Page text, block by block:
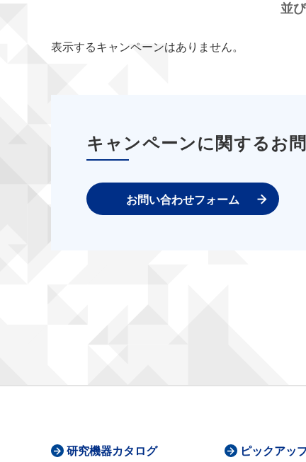
並
表示するキャンペーンはありません。
キャンペーンに関するお
お問い合わせフォーム
研究機器カタログ ピックアッ